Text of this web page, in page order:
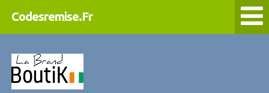
Codesremise.Fr